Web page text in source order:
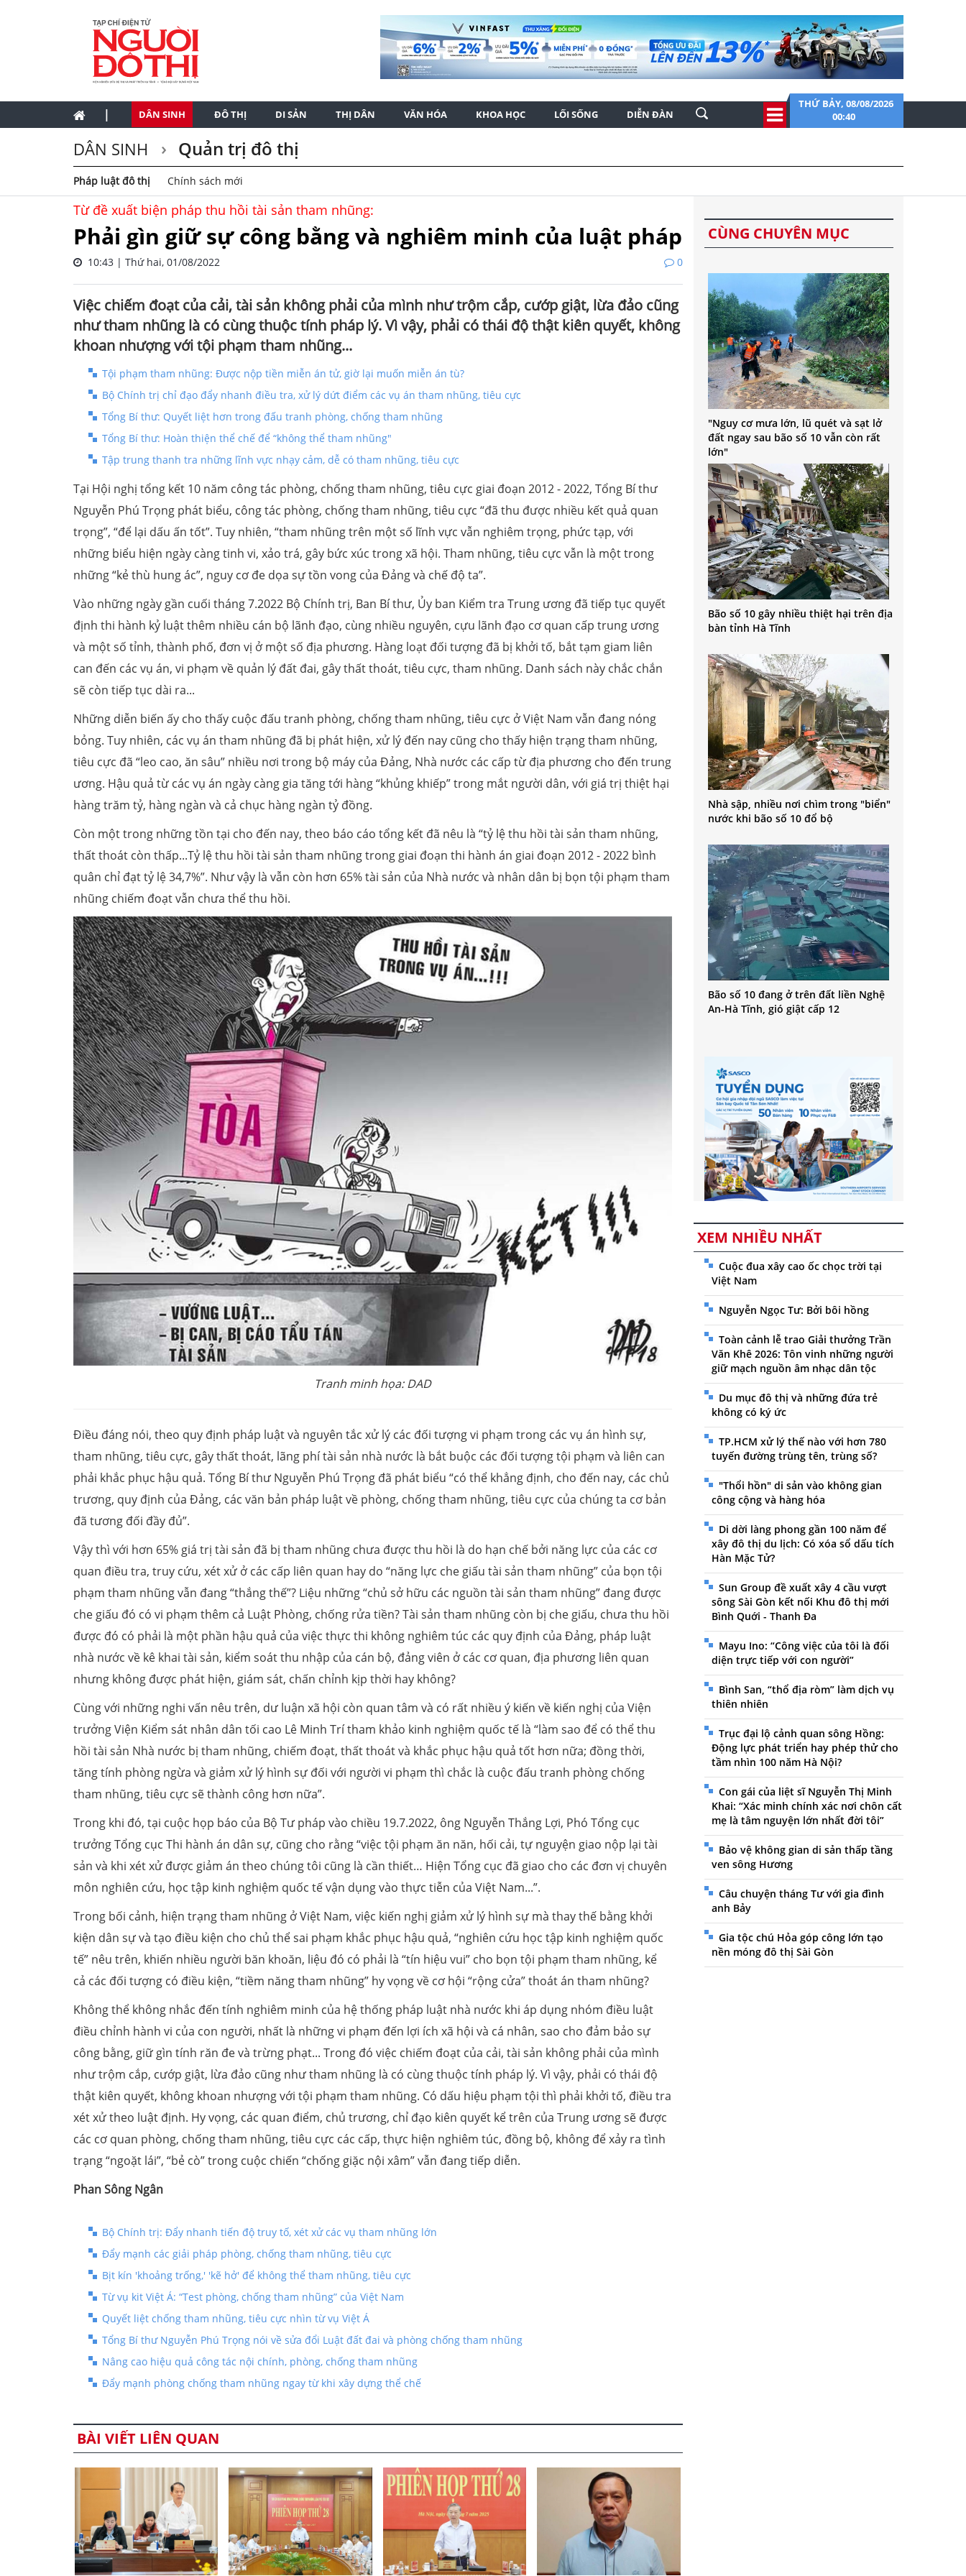
| DÂN SINH ĐÔ THỊ DI SẢN THỊ DÂN VĂN HÓA KHOA HỌC LỐI SỐNG DIỄN ĐÀN
THỨ BẢY, 08/08/2026
00:40
DÂN SINH Quản trị đô thị
Pháp luật đô thị Chính sách mới
Từ đề xuất biện pháp thu hồi tài sản tham nhũng:
Phải gìn giữ sự công bằng và nghiêm minh của luật pháp
10:43 | Thứ hai, 01/08/2022 0
Việc chiếm đoạt của cải, tài sản không phải của mình như trộm cắp, cướp giật, lừa đảo cũng
như tham nhũng là có cùng thuộc tính pháp lý. Vì vậy, phải có thái độ thật kiên quyết, không
khoan nhượng với tội phạm tham nhũng...
Tội phạm tham nhũng: Được nộp tiền miễn án tử, giờ lại muốn miễn án tù?
Bộ Chính trị chỉ đạo đẩy nhanh điều tra, xử lý dứt điểm các vụ án tham nhũng, tiêu cực
Tổng Bí thư: Quyết liệt hơn trong đấu tranh phòng, chống tham nhũng
Tổng Bí thư: Hoàn thiện thể chế để “không thể tham nhũng"
Tập trung thanh tra những lĩnh vực nhạy cảm, dễ có tham nhũng, tiêu cực
Tại Hội nghị tổng kết 10 năm công tác phòng, chống tham nhũng, tiêu cực giai đoạn 2012 - 2022, Tổng Bí thư
Nguyễn Phú Trọng phát biểu, công tác phòng, chống tham nhũng, tiêu cực “đã thu được nhiều kết quả quan
trọng”, “để lại dấu ấn tốt”. Tuy nhiên, “tham nhũng trên một số lĩnh vực vẫn nghiêm trọng, phức tạp, với
những biểu hiện ngày càng tinh vi, xảo trá, gây bức xúc trong xã hội. Tham nhũng, tiêu cực vẫn là một trong
những “kẻ thù hung ác”, nguy cơ đe dọa sự tồn vong của Đảng và chế độ ta”.
Vào những ngày gần cuối tháng 7.2022 Bộ Chính trị, Ban Bí thư, Ủy ban Kiểm tra Trung ương đã tiếp tục quyết
định thi hành kỷ luật thêm nhiều cán bộ lãnh đạo, cùng nhiều nguyên, cựu lãnh đạo cơ quan cấp trung ương
và một số tỉnh, thành phố, đơn vị ở một số địa phương. Hàng loạt đối tượng đã bị khởi tố, bắt tạm giam liên
can đến các vụ án, vi phạm về quản lý đất đai, gây thất thoát, tiêu cực, tham nhũng. Danh sách này chắc chắn
sẽ còn tiếp tục dài ra...
Những diễn biến ấy cho thấy cuộc đấu tranh phòng, chống tham nhũng, tiêu cực ở Việt Nam vẫn đang nóng
bỏng. Tuy nhiên, các vụ án tham nhũng đã bị phát hiện, xử lý đến nay cũng cho thấy hiện trạng tham nhũng,
tiêu cực đã “leo cao, ăn sâu” nhiều nơi trong bộ máy của Đảng, Nhà nước các cấp từ địa phương cho đến trung
ương. Hậu quả từ các vụ án ngày càng gia tăng tới hàng “khủng khiếp” trong mắt người dân, với giá trị thiệt hại
hàng trăm tỷ, hàng ngàn và cả chục hàng ngàn tỷ đồng.
Còn một trong những tồn tại cho đến nay, theo báo cáo tổng kết đã nêu là “tỷ lệ thu hồi tài sản tham nhũng,
thất thoát còn thấp...Tỷ lệ thu hồi tài sản tham nhũng trong giai đoạn thi hành án giai đoạn 2012 - 2022 bình
quân chỉ đạt tỷ lệ 34,7%”. Như vậy là vẫn còn hơn 65% tài sản của Nhà nước và nhân dân bị bọn tội phạm tham
nhũng chiếm đoạt vẫn chưa thể thu hồi.
Tranh minh họa: DAD
Điều đáng nói, theo quy định pháp luật và nguyên tắc xử lý các đối tượng vi phạm trong các vụ án hình sự,
tham nhũng, tiêu cực, gây thất thoát, lãng phí tài sản nhà nước là bắt buộc các đối tượng tội phạm và liên can
phải khắc phục hậu quả. Tổng Bí thư Nguyễn Phú Trọng đã phát biểu “có thể khẳng định, cho đến nay, các chủ
trương, quy định của Đảng, các văn bản pháp luật về phòng, chống tham nhũng, tiêu cực của chúng ta cơ bản
đã tương đối đầy đủ”.
Vậy thì với hơn 65% giá trị tài sản đã bị tham nhũng chưa được thu hồi là do hạn chế bởi năng lực của các cơ
quan điều tra, truy cứu, xét xử ở các cấp liên quan hay do “năng lực che giấu tài sản tham nhũng” của bọn tội
phạm tham nhũng vẫn đang “thắng thế”? Liệu những “chủ sở hữu các nguồn tài sản tham nhũng” đang được
che giấu đó có vi phạm thêm cả Luật Phòng, chống rửa tiền? Tài sản tham nhũng còn bị che giấu, chưa thu hồi
được đó có phải là một phần hậu quả của việc thực thi không nghiêm túc các quy định của Đảng, pháp luật
nhà nước về kê khai tài sản, kiểm soát thu nhập của cán bộ, đảng viên ở các cơ quan, địa phương liên quan
nhưng không được phát hiện, giám sát, chấn chỉnh kịp thời hay không?
Cùng với những nghi vấn nêu trên, dư luận xã hội còn quan tâm và có rất nhiều ý kiến về kiến nghị của Viện
trưởng Viện Kiểm sát nhân dân tối cao Lê Minh Trí tham khảo kinh nghiệm quốc tế là “làm sao để có thể thu
hồi tài sản Nhà nước bị tham nhũng, chiếm đoạt, thất thoát và khắc phục hậu quả tốt hơn nữa; đồng thời,
tăng tính phòng ngừa và giảm xử lý hình sự đối với người vi phạm thì chắc là cuộc đấu tranh phòng chống
tham nhũng, tiêu cực sẽ thành công hơn nữa”.
Trong khi đó, tại cuộc họp báo của Bộ Tư pháp vào chiều 19.7.2022, ông Nguyễn Thắng Lợi, Phó Tổng cục
trưởng Tổng cục Thi hành án dân sự, cũng cho rằng “việc tội phạm ăn năn, hối cải, tự nguyện giao nộp lại tài
sản và khi xét xử được giảm án theo chúng tôi cũng là cần thiết… Hiện Tổng cục đã giao cho các đơn vị chuyên
môn nghiên cứu, học tập kinh nghiệm quốc tế vận dụng vào thực tiễn của Việt Nam...”.
Trong bối cảnh, hiện trạng tham nhũng ở Việt Nam, việc kiến nghị giảm xử lý hình sự mà thay thế bằng khởi
kiện dân sự và tạo điều kiện cho chủ thể sai phạm khắc phục hậu quả, “nghiên cứu học tập kinh nghiệm quốc
tế” nêu trên, khiến nhiều người băn khoăn, liệu đó có phải là “tín hiệu vui” cho bọn tội phạm tham nhũng, kể
cả các đối tượng có điều kiện, “tiềm năng tham nhũng” hy vọng về cơ hội “rộng cửa” thoát án tham nhũng?
Không thể không nhắc đến tính nghiêm minh của hệ thống pháp luật nhà nước khi áp dụng nhóm điều luật
điều chỉnh hành vi của con người, nhất là những vi phạm đến lợi ích xã hội và cá nhân, sao cho đảm bảo sự
công bằng, giữ gìn tính răn đe và trừng phạt... Trong đó việc chiếm đoạt của cải, tài sản không phải của mình
như trộm cắp, cướp giật, lừa đảo cũng như tham nhũng là có cùng thuộc tính pháp lý. Vì vậy, phải có thái độ
thật kiên quyết, không khoan nhượng với tội phạm tham nhũng. Có dấu hiệu phạm tội thì phải khởi tố, điều tra
xét xử theo luật định. Hy vọng, các quan điểm, chủ trương, chỉ đạo kiên quyết kể trên của Trung ương sẽ được
các cơ quan phòng, chống tham nhũng, tiêu cực các cấp, thực hiện nghiêm túc, đồng bộ, không để xảy ra tình
trạng “ngoặt lái”, “bẻ cò” trong cuộc chiến “chống giặc nội xâm” vẫn đang tiếp diễn.
Phan Sông Ngân
Bộ Chính trị: Đẩy nhanh tiến độ truy tố, xét xử các vụ tham nhũng lớn
Đẩy mạnh các giải pháp phòng, chống tham nhũng, tiêu cực
Bịt kín 'khoảng trống,' 'kẽ hở' để không thể tham nhũng, tiêu cực
Từ vụ kit Việt Á: “Test phòng, chống tham nhũng” của Việt Nam
Quyết liệt chống tham nhũng, tiêu cực nhìn từ vụ Việt Á
Tổng Bí thư Nguyễn Phú Trọng nói về sửa đổi Luật đất đai và phòng chống tham nhũng
Nâng cao hiệu quả công tác nội chính, phòng, chống tham nhũng
Đẩy mạnh phòng chống tham nhũng ngay từ khi xây dựng thể chế
BÀI VIẾT LIÊN QUAN
CÙNG CHUYÊN MỤC
"Nguy cơ mưa lớn, lũ quét và sạt lở
đất ngay sau bão số 10 vẫn còn rất
lớn"
Bão số 10 gây nhiều thiệt hại trên địa
bàn tỉnh Hà Tĩnh
Nhà sập, nhiều nơi chìm trong "biển"
nước khi bão số 10 đổ bộ
Bão số 10 đang ở trên đất liền Nghệ
An-Hà Tĩnh, gió giật cấp 12
XEM NHIỀU NHẤT
Cuộc đua xây cao ốc chọc trời tại
Việt Nam
Nguyễn Ngọc Tư: Bởi bôi hồng
Toàn cảnh lễ trao Giải thưởng Trần
Văn Khê 2026: Tôn vinh những người
giữ mạch nguồn âm nhạc dân tộc
Du mục đô thị và những đứa trẻ
không có ký ức
TP.HCM xử lý thế nào với hơn 780
tuyến đường trùng tên, trùng số?
"Thổi hồn" di sản vào không gian
công cộng và hàng hóa
Di dời làng phong gần 100 năm để
xây đô thị du lịch: Có xóa sổ dấu tích
Hàn Mặc Tử?
Sun Group đề xuất xây 4 cầu vượt
sông Sài Gòn kết nối Khu đô thị mới
Bình Quới - Thanh Đa
Mayu Ino: “Công việc của tôi là đối
diện trực tiếp với con người”
Bình San, “thổ địa ròm” làm dịch vụ
thiên nhiên
Trục đại lộ cảnh quan sông Hồng:
Động lực phát triển hay phép thử cho
tầm nhìn 100 năm Hà Nội?
Con gái của liệt sĩ Nguyễn Thị Minh
Khai: “Xác minh chính xác nơi chôn cất
mẹ là tâm nguyện lớn nhất đời tôi”
Bảo vệ không gian di sản thấp tầng
ven sông Hương
Câu chuyện tháng Tư với gia đình
anh Bảy
Gia tộc chú Hỏa góp công lớn tạo
nền móng đô thị Sài Gòn